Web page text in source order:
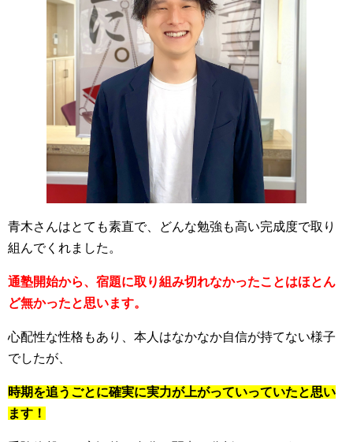
青木さんはとても素直で、どんな勉強も高い完成度で取り
組んでくれました。
通塾開始から、宿題に取り組み切れなかったことはほとん
ど無かったと思います。
心配性な性格もあり、本人はなかなか自信が持てない様子
でしたが、
時期を追うごとに確実に実力が上がっていっていたと思い
ます！